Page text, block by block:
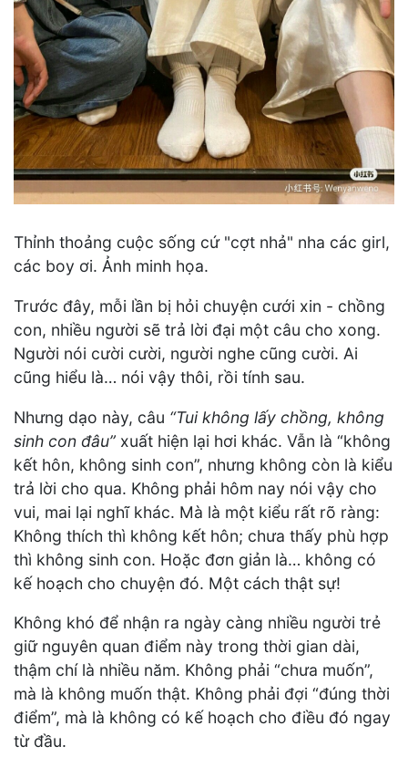
Thỉnh thoảng cuộc sống cứ "cợt nhả" nha các girl,
các boy ơi. Ảnh minh họa.
Trước đây, mỗi lần bị hỏi chuyện cưới xin - chồng
con, nhiều người sẽ trả lời đại một câu cho xong.
Người nói cười cười, người nghe cũng cười. Ai
cũng hiểu là… nói vậy thôi, rồi tính sau.
Nhưng dạo này, câu “Tui không lấy chồng, không
sinh con đâu” xuất hiện lại hơi khác. Vẫn là “không
kết hôn, không sinh con”, nhưng không còn là kiểu
trả lời cho qua. Không phải hôm nay nói vậy cho
vui, mai lại nghĩ khác. Mà là một kiểu rất rõ ràng:
Không thích thì không kết hôn; chưa thấy phù hợp
thì không sinh con. Hoặc đơn giản là… không có
kế hoạch cho chuyện đó. Một cách thật sự!
Không khó để nhận ra ngày càng nhiều người trẻ
giữ nguyên quan điểm này trong thời gian dài,
thậm chí là nhiều năm. Không phải “chưa muốn”,
mà là không muốn thật. Không phải đợi “đúng thời
điểm”, mà là không có kế hoạch cho điều đó ngay
từ đầu.